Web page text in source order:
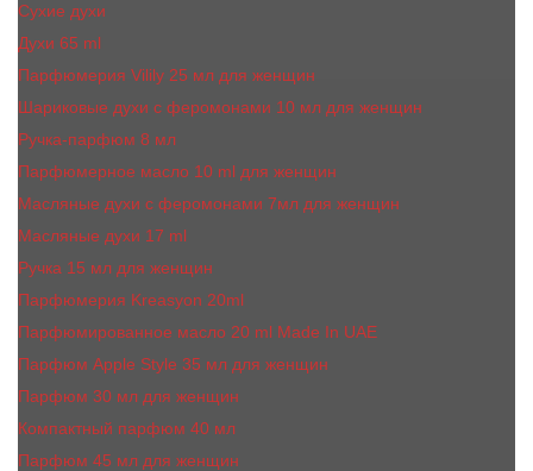
Сухие духи
Духи 65 ml
Парфюмерия Vilily 25 мл для женщин
Шариковые духи с феромонами 10 мл для женщин
Ручка-парфюм 8 мл
Парфюмерное масло 10 ml для женщин
Масляные духи c феромонами 7мл для женщин
Масляные духи 17 ml
Ручка 15 мл для женщин
Парфюмерия Kreasyon 20ml
Парфюмированное масло 20 ml Made In UAE
Парфюм Apple Style 35 мл для женщин
Парфюм 30 мл для женщин
Компактный парфюм 40 мл
Парфюм 45 мл для женщин